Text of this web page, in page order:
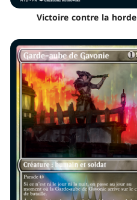
Victoire contre la horde